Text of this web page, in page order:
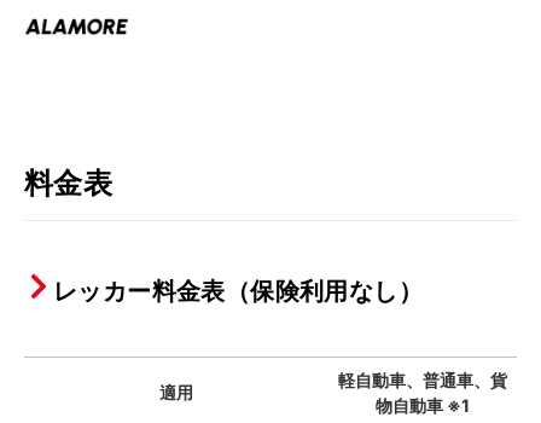
料金表
レッカー料金表（保険利用なし）
適用
軽自動車、普通車、貨
物自動車 ※1